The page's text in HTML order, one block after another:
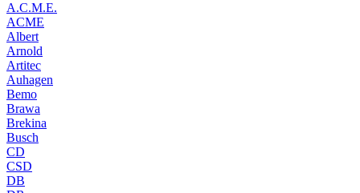
A.C.M.E.
ACME
Albert
Arnold
Artitec
Auhagen
Bemo
Brawa
Brekina
Busch
CD
CSD
DB